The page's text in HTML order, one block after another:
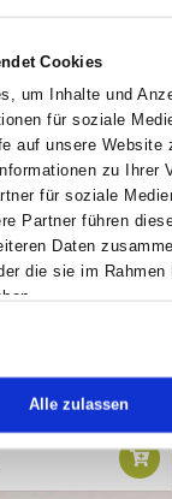
Cookies
um Inhalte und
für soziale
auf unsere Website
zu Ihrer
für soziale
Partner führen
Daten
die sie im Rahmen
Alle zulassen
€